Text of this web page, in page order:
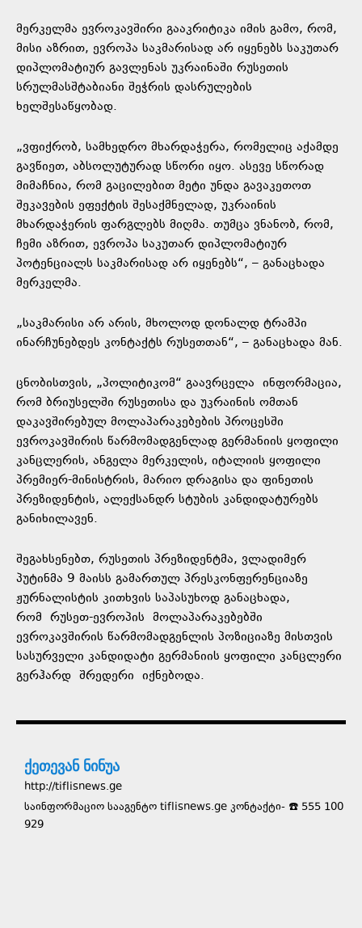
მერკელმა ევროკავშირი ​გააკრიტიკა იმის გამო, რომ,
მისი აზრით, ევროპა საკმარისად არ იყენებს საკუთარ
დიპლომატიურ გავლენას უკრაინაში რუსეთის
სრულმასშტაბიანი შეჭრის დასრულების
ხელშესაწყობად.
„ვფიქრობ, სამხედრო მხარდაჭერა, რომელიც აქამდე
გავწიეთ, აბსოლუტურად სწორი იყო. ასევე სწორად
მიმაჩნია, რომ გაცილებით მეტი უნდა გავაკეთოთ
შეკავების ეფექტის შესაქმნელად, უკრაინის
მხარდაჭერის ფარგლებს მიღმა. თუმცა ვნანობ, რომ,
ჩემი აზრით, ევროპა საკუთარ დიპლომატიურ
პოტენციალს საკმარისად არ იყენებს“, – განაცხადა
მერკელმა.
„საკმარისი არ არის, მხოლოდ დონალდ ტრამპი
ინარჩუნებდეს კონტაქტს რუსეთთან“, – განაცხადა მან.
ცნობისთვის, „პოლიტიკომ“ გაავრცელა ინფორმაცია,
რომ ბრიუსელში რუსეთისა და უკრაინის ომთან
დაკავშირებულ მოლაპარაკებების პროცესში
ევროკავშირის წარმომადგენლად გერმანიის ყოფილი
კანცლერის, ანგელა მერკელის, იტალიის ყოფილი
პრემიერ-მინისტრის, მარიო დრაგისა და ფინეთის
პრეზიდენტის, ალექსანდრ სტუბის კანდიდატურებს
განიხილავენ.
შეგახსენებთ, რუსეთის პრეზიდენტმა, ვლადიმერ
პუტინმა 9 მაისს გამართულ პრესკონფერენციაზე
ჟურნალისტის კითხვის საპასუხოდ განაცხადა,
რომ რუსეთ-ევროპის მოლაპარაკებებში
ევროკავშირის წარმომადგენლის პოზიციაზე მისთვის
სასურველი კანდიდატი გერმანიის ყოფილი კანცლერი
გერჰარდ შრედერი იქნებოდა.
ქეთევან ნინუა
http://tiflisnews.ge
საინფორმაციო სააგენტო tiflisnews.ge კონტაქტი- ☎️ 555 100
929